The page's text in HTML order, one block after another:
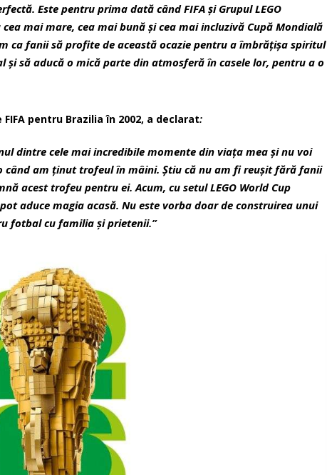
Este pentru prima dată când FIFA și Grupul LEGO
mai mare, cea mai bună și cea mai incluzivă Cupă Mondială
ca fanii să profite de această ocazie pentru a îmbrățișa spiritul
să aducă o mică parte din atmosferă în casele lor, pentru a o
pentru Brazilia în 2002, a declarat:
dintre cele mai incredibile momente din viața mea și nu voi
când am ținut trofeul în mâini. Știu că nu am fi reușit fără fanii
acest trofeu pentru ei. Acum, cu setul LEGO World Cup
aduce magia acasă. Nu este vorba doar de construirea unui
fotbal cu familia și prietenii.”